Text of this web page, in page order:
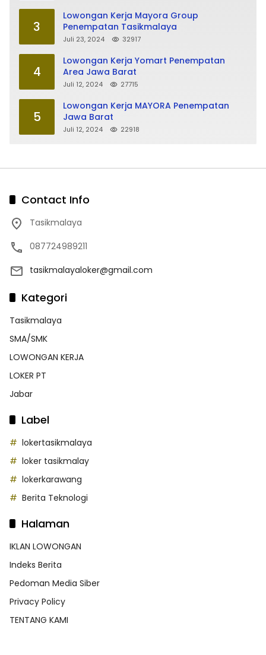
3
Lowongan Kerja Mayora Group
Penempatan Tasikmalaya
Juli 23, 2024 32917
4
Lowongan Kerja Yomart Penempatan
Area Jawa Barat
Juli 12, 2024 27715
5
Lowongan Kerja MAYORA Penempatan
Jawa Barat
Juli 12, 2024 22918
Contact Info
Tasikmalaya
087724989211
tasikmalayaloker@gmail.com
Kategori
Tasikmalaya
SMA/SMK
LOWONGAN KERJA
LOKER PT
Jabar
Label
lokertasikmalaya
loker tasikmalay
lokerkarawang
Berita Teknologi
Halaman
IKLAN LOWONGAN
Indeks Berita
Pedoman Media Siber
Privacy Policy
TENTANG KAMI